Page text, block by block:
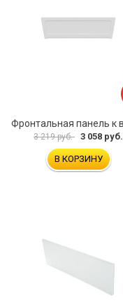
3 219 руб. 3 058 руб.
В КОРЗИНУ